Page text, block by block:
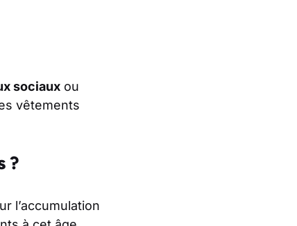
sociaux ou
vêtements
?
l’accumulation